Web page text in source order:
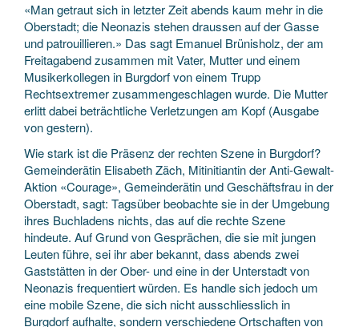
«Man getraut sich in letzter Zeit abends kaum mehrin die
Oberstadt; die Neonazis stehen draussen auf der Gasse
und patrouillieren.» Das sagt Emanuel Brünisholz, der am
Freitagabend zusammen mit Vater, Mutter und einem
Musikerkollegen in Burgdorf von einem Trupp
Rechtsextremer zusammengeschlagen wurde. Die Mutter
erlitt dabei beträchtliche Verletzungen am Kopf (Ausgabe
von gestern).
Wie stark ist die Präsenz der rechten Szene in Burgdorf?
Gemeinderätin Elisabeth Zäch, Mitinitiantin der Anti-Gewalt-
Aktion «Courage», Gemeinderätin und Geschäftsfrau in der
Oberstadt, sagt: Tagsüber beobachte sie in der Umgebung
ihres Buchladens nichts, das auf die rechte Szene
hindeute. Auf Grund von Gesprächen, die sie mit jungen
Leuten führe, sei ihr aber bekannt, dass abends zwei
Gaststätten in der Ober- und eine in der Unterstadt von
Neonazis frequentiert würden. Es handle sich jedoch um
eine mobile Szene, die sich nicht ausschliesslich in
Burgdorf aufhalte, sondern verschiedene Ortschaften von